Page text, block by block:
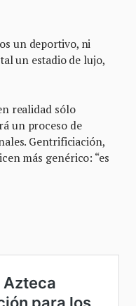
un deportivo, ni
un estadio de lujo,
realidad sólo
un proceso de
Gentrificiación,
más genérico: “es